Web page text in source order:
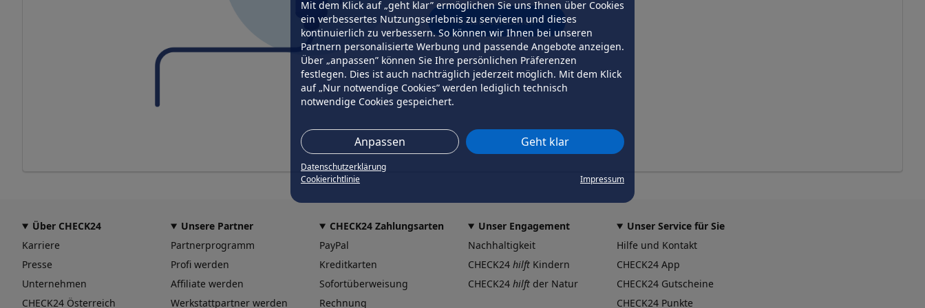
Mit dem Klick auf „geht klar” ermöglichen Sie uns Ihnen über Cookies
ein verbessertes Nutzungserlebnis zu servieren und dieses
kontinuierlich zu verbessern. So können wir Ihnen bei unseren
Partnern personalisierte Werbung und passende Angebote anzeigen.
Über „anpassen” können Sie Ihre persönlichen Präferenzen
festlegen. Dies ist auch nachträglich jederzeit möglich. Mit dem Klick
auf „Nur notwendige Cookies” werden lediglich technisch
notwendige Cookies gespeichert.
Anpassen Geht klar
Datenschutzerklärung
Cookierichtlinie
Impressum
erneut versuchen
Über CHECK24
Karriere
Presse
Unternehmen
CHECK24 Österreich
Unsere Partner
Partnerprogramm
Profi werden
Affiliate werden
Werkstattpartner werden
CHECK24 Zahlungsarten
PayPal
Kreditkarten
Sofortüberweisung
Rechnung
Unser Engagement
Nachhaltigkeit
CHECK24 hilft Kindern
CHECK24 hilft der Natur
Unser Service für Sie
Hilfe und Kontakt
CHECK24 App
CHECK24 Gutscheine
CHECK24 Punkte